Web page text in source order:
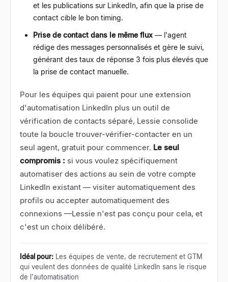
et les publications sur LinkedIn, afin que la prise de
contact cible le bon timing.
Prise de contact dans le même flux — l'agent
rédige des messages personnalisés et gère le suivi,
générant des taux de réponse 3 fois plus élevés que
la prise de contact manuelle.
Pour les équipes qui paient pour une extension
d'automatisation LinkedIn plus un outil de
vérification de contacts séparé, Lessie consolide
toute la boucle trouver-vérifier-contacter en un
seul agent, gratuit pour commencer. Le seul
compromis : si vous voulez spécifiquement
automatiser des actions au sein de votre compte
LinkedIn existant — visiter automatiquement des
profils ou accepter automatiquement des
connexions —Lessie n'est pas conçu pour cela, et
c'est un choix délibéré.
Idéal pour: Les équipes de vente, de recrutement et GTM
qui veulent des données de qualité LinkedIn sans le risque
de l'automatisation